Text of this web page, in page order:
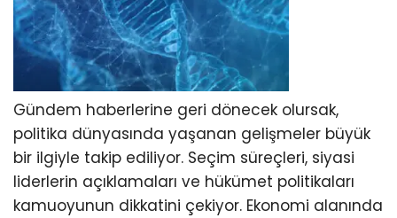
Gündem haberlerine geri dönecek olursak,
politika dünyasında yaşanan gelişmeler büyük
bir ilgiyle takip ediliyor. Seçim süreçleri, siyasi
liderlerin açıklamaları ve hükümet politikaları
kamuoyunun dikkatini çekiyor. Ekonomi alanında